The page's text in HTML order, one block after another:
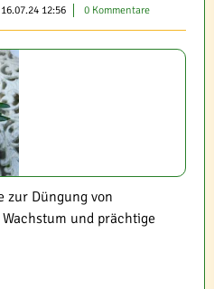
16.07.24 12:56 0 Kommentare
zur Düngung von
und prächtige